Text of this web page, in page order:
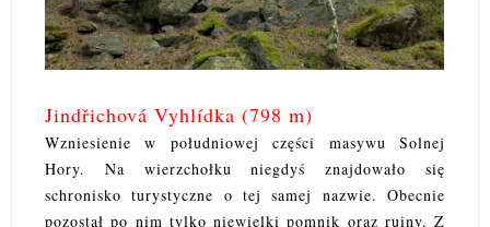
Jindřichová Vyhlídka (798 m)
Wzniesienie w południowej części masywu Solnej
Hory. Na wierzchołku niegdyś znajdowało się
schronisko turystyczne o tej samej nazwie. Obecnie
pozostał po nim tylko niewielki pomnik oraz ruiny. Z